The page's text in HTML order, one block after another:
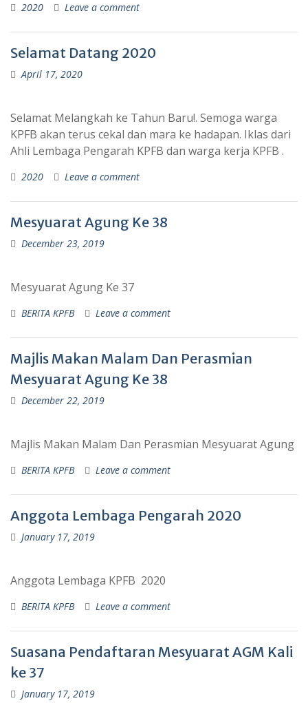
2020 Leave a comment
Selamat Datang 2020
April 17, 2020
Selamat Melangkah ke Tahun Baru!. Semoga warga
KPFB akan terus cekal dan mara ke hadapan. Iklas dari
Ahli Lembaga Pengarah KPFB dan warga kerja KPFB .
2020 Leave a comment
Mesyuarat Agung Ke 38
December 23, 2019
Mesyuarat Agung Ke 37
BERITA KPFB Leave a comment
Majlis Makan Malam Dan Perasmian
Mesyuarat Agung Ke 38
December 22, 2019
Majlis Makan Malam Dan Perasmian Mesyuarat Agung
BERITA KPFB Leave a comment
Anggota Lembaga Pengarah 2020
January 17, 2019
Anggota Lembaga KPFB 2020
BERITA KPFB Leave a comment
Suasana Pendaftaran Mesyuarat AGM Kali
ke 37
January 17, 2019